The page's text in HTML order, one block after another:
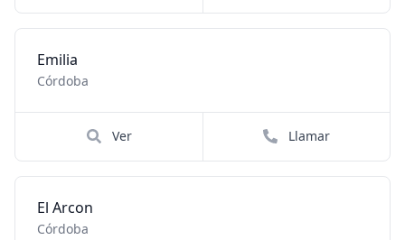
Emilia
Córdoba
Ver Llamar
El Arcon
Córdoba